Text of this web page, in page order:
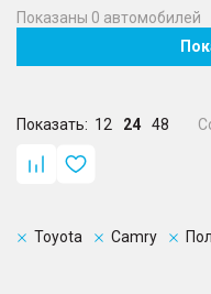
Показаны 0 автомобилей
Показать: 12 24 48
Toyota Camry